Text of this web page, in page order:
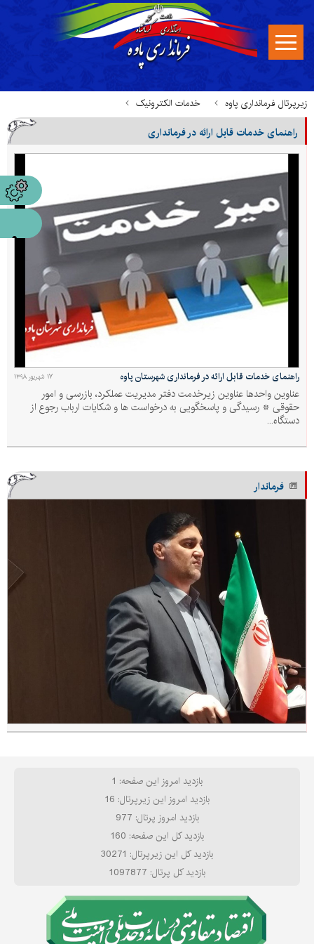
زیرپرتال فرمانداری پاوه خدمات الکترونیک
راهنمای خدمات قابل ارائه در فرمانداری
راهنمای خدمات قابل ارائه در فرمانداری
۱۷ شهریور ۱۳۹۸ راهنمای خدمات قابل ارائه در فرمانداری شهرستان پاوه
عناوین واحدها عناوین زیرخدمت دفتر مدیریت عملکرد، بازرسی و امور
حقوقی * رسیدگی و پاسخگویی به درخواست ها و شکایات ارباب رجوع از
دستگاه...
فرماندار
بازدید امروز این صفحه: 1
بازدید امروز این زیرپرتال: 16
بازدید امروز پرتال: 977
بازدید کل این صفحه: 160
بازدید کل این زیرپرتال: 30271
بازدید کل پرتال: 1097877